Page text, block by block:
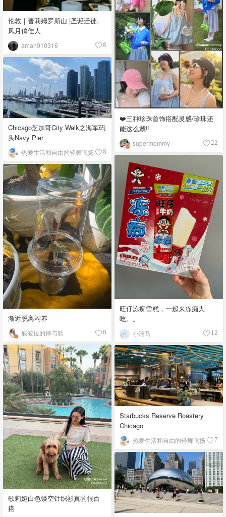
伦敦｜普莉姆罗斯山 |圣诞迁徙,
风月俏佳人
aman910316 8
❤️三种珍珠首饰搭配灵感/珍珠还
能这么戴‼️
supermommy 22
Chicago芝加哥City Walk之海军码
头Navy Pier
热爱生活和自由的轻舞飞扬 8
旺仔冻痴雪糕，一起来冻痴大
吃。。
小濡马 12
渐近脱离闷养
底波拉的诗与歌 6
歌莉娅白色镂空针织衫真的很百
搭
Starbucks Reserve Roastery
Chicago
热爱生活和自由的轻舞飞扬 7